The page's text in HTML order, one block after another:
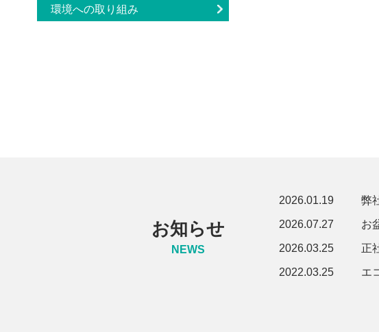
環境への取り組み
お知らせ
NEWS
2026.01.19 弊
2026.07.27 お
2026.03.25 正
2022.03.25 エ